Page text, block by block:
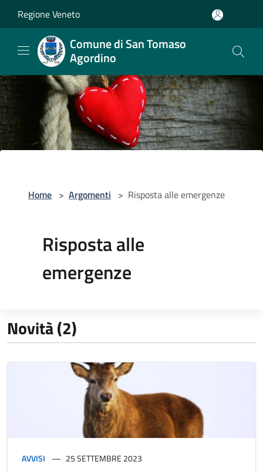
Regione Veneto
Comune di San Tomaso
Agordino
Home > Argomenti > Risposta alle emergenze
Risposta alle
emergenze
Novità (2)
AVVISI 25 SETTEMBRE 2023